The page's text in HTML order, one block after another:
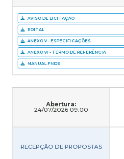
AVISO DE LICITAÇÃO
EDITAL
ANEXO V - ESPECIFICAÇÕES
ANEXO VI - TERMO DE REFERÊNCIA
MANUAL FNDE
Abertura:
24/07/2026 09:00
RECEPÇÃO DE PROPOSTAS